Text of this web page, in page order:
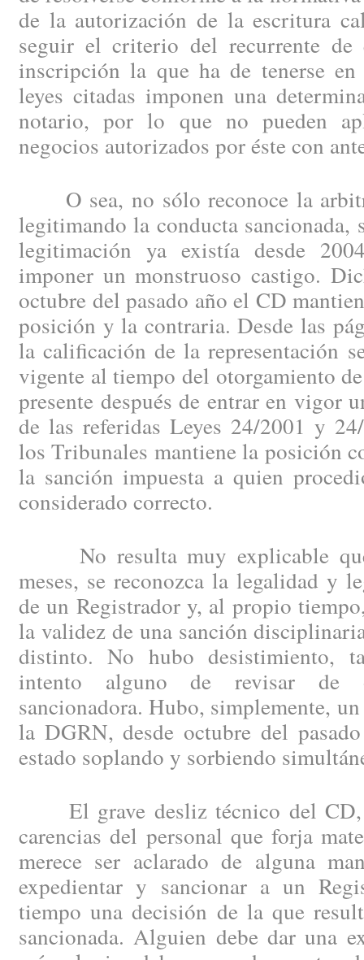
de la autorización de la escritura
seguir el criterio del recurrente
inscripción la que ha de tenerse
leyes citadas imponen una
notario, por lo que no pueden
negocios autorizados por éste con
O sea, no sólo reconoce la
legitimando la conducta sancionada,
legitimación ya existía desde
imponer un monstruoso castigo.
octubre del pasado año el CD
posición y la contraria. Desde las
la calificación de la representación
vigente al tiempo del otorgamiento
presente después de entrar en vigor
de las referidas Leyes 24/2001 y
los Tribunales mantiene la posición
la sanción impuesta a quien
considerado correcto.
No resulta muy explicable
meses, se reconozca la legalidad y
de un Registrador y, al propio
la validez de una sanción
distinto. No hubo desistimiento,
intento alguno de revisar de
sancionadora. Hubo, simplemente,
la DGRN, desde octubre del
estado soplando y sorbiendo
El grave desliz técnico del CD,
carencias del personal que forja
merece ser aclarado de alguna
expedientar y sancionar a un
tiempo una decisión de la que
sancionada. Alguien debe dar una